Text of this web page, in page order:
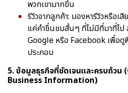
พวกเขามากขึ้น
รีวิวจากลูกค้า: มองหารีวิวหรือเ
แค่คำชื่นชมสั้นๆ ที่ไม่มีที่มาที่ไป
Google หรือ Facebook เพื่อ
ประกอบ
5. ข้อมูลธุรกิจที่ชัดเจนและครบถ้ว
Business Information)